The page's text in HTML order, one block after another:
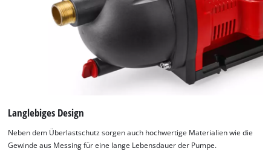
Langlebiges Design
Neben dem Überlastschutz sorgen auch hochwertige Materialien wie die
Gewinde aus Messing für eine lange Lebensdauer der Pumpe.